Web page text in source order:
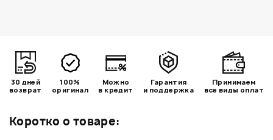
Коротко о товаре:
30 дней
возврат
100%
оригинал
Можно
в кредит
Гарантия
и поддержка
Принимаем
все виды оплат